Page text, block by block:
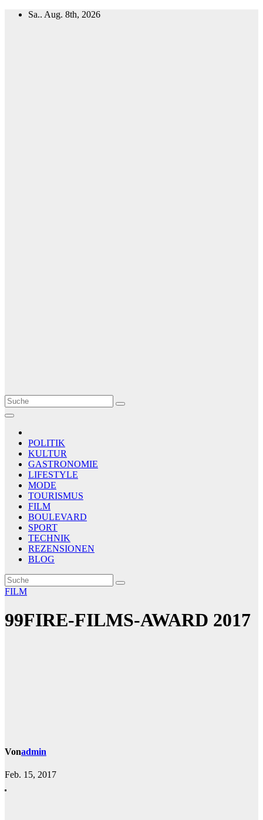
Zum
Sa.. Aug. 8th, 2026
Le Matin
AGENCE DE PRESSE
POLITIK
KULTUR
GASTRONOMIE
LIFESTYLE
MODE
TOURISMUS
FILM
BOULEVARD
SPORT
TECHNIK
REZENSIONEN
BLOG
FILM
99FIRE-FILMS-AWARD 2017
Vonadmin
Feb. 15, 2017